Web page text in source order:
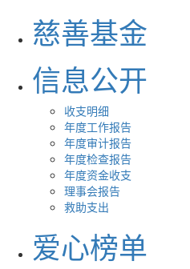
慈善基金
信息公开
收支明细
年度工作报告
年度审计报告
年度检查报告
年度资金收支
理事会报告
救助支出
爱心榜单